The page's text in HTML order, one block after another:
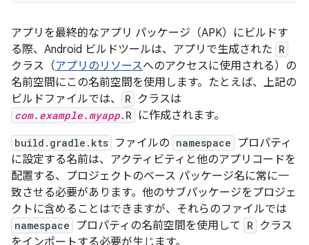
アプリを最終的なアプリ パッケージ（APK）にビルドす
る際、Android ビルドツールは、アプリで生成された R
クラス（アプリのリソースへのアクセスに使用される）の
名前空間にこの名前空間を使用します。たとえば、上記の
ビルドファイルでは、
R クラスは
com.example.myapp.R に作成されます。
build.gradle.kts ファイルの namespace
プロパティ
に設定する名前は、アクティビティと他のアプリコードを
配置する、プロジェクトのベース パッケージ名に常に一
致させる必要があります。他のサブパッケージをプロジェ
クトに含めることはできますが、それらのファイルでは
namespace プロパティの名前空間を使用して R
クラス
をインポートする必要が生じます。